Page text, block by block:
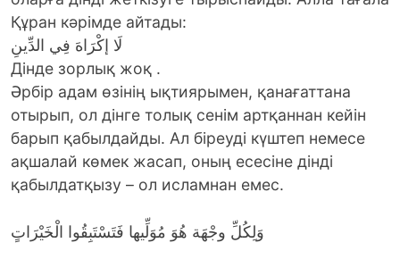
Құран кәрімде айтады:
لَا إكْرَاهَ فِي الدِّينِ
Дінде зорлық жоқ .
Әрбір адам өзінің ықтиярымен, қанағаттана
отырып, ол дінге толық сенім артқаннан кейін
барып қабылдайды. Ал біреуді күштеп немесе
ақшалай көмек жасап, оның есесіне дінді
қабылдатқызу – ол исламнан емес.
وَلِكُلِّ وجْهَة هُوَ مُوَلِّيها فَتَسْتَبِقُوا الْخَيْرَاتٍ